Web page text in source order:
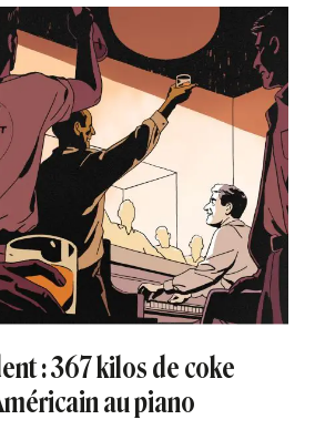
: 367 kilos de coke
au piano